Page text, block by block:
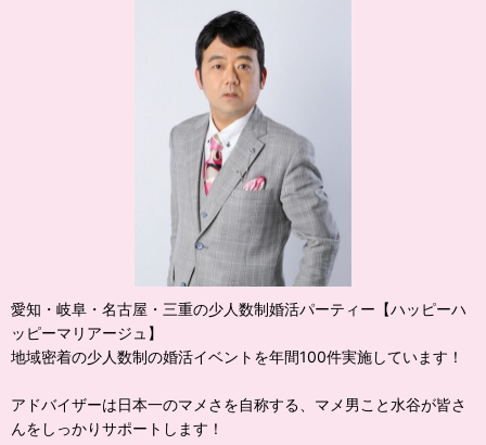
愛知・岐阜・名古屋・三重の少人数制婚活パーティー【ハッピーハ
ッピーマリアージュ】
地域密着の少人数制の婚活イベントを年間100件実施しています！
アドバイザーは日本一のマメさを自称する、マメ男こと水谷が皆さ
んをしっかりサポートします！